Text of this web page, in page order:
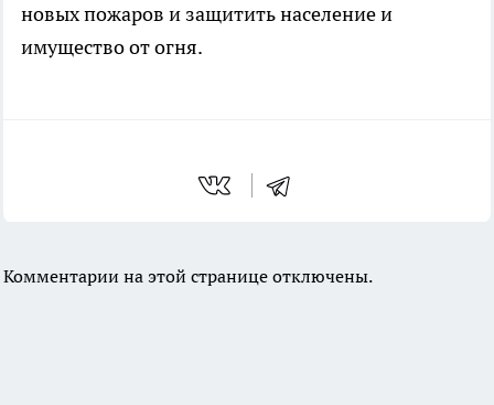
новых пожаров и защитить население и
имущество от огня.
Комментарии на этой странице отключены.